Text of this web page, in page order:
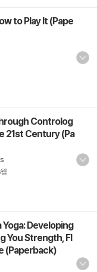
to Play It (Pape
Controlog
21st Century (Pa
Developing
You Strength, Fl
(Paperback)